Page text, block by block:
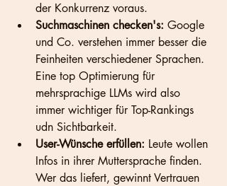
der Konkurrenz voraus.
Suchmaschinen checken's: Google
und Co. verstehen immer besser die
Feinheiten verschiedener Sprachen.
Eine top Optimierung für
mehrsprachige LLMs wird also
immer wichtiger für Top-Rankings
udn Sichtbarkeit.
User-Wünsche erfüllen: Leute wollen
Infos in ihrer Muttersprache finden.
Wer das liefert, gewinnt Vertrauen